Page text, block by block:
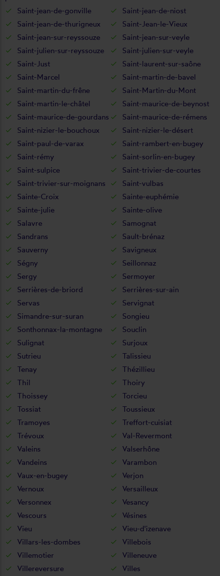
Saint-jean-de-gonville
Saint-jean-de-niost
Saint-jean-de-thurigneux
Saint-Jean-le-Vieux
Saint-jean-sur-reyssouze
Saint-jean-sur-veyle
Saint-julien-sur-reyssouze
Saint-julien-sur-veyle
Saint-Just
Saint-laurent-sur-saône
Saint-Marcel
Saint-martin-de-bavel
Saint-martin-du-frêne
Saint-Martin-du-Mont
Saint-martin-le-châtel
Saint-maurice-de-beynost
Saint-maurice-de-gourdans
Saint-maurice-de-rémens
Saint-nizier-le-bouchoux
Saint-nizier-le-désert
Saint-paul-de-varax
Saint-rambert-en-bugey
Saint-rémy
Saint-sorlin-en-bugey
Saint-sulpice
Saint-trivier-de-courtes
Saint-trivier-sur-moignans
Saint-vulbas
Sainte-Croix
Sainte-euphémie
Sainte-julie
Sainte-olive
Salavre
Samognat
Sandrans
Sault-brénaz
Sauverny
Savigneux
Ségny
Seillonnaz
Sergy
Sermoyer
Serrières-de-briord
Serrières-sur-ain
Servas
Servignat
Simandre-sur-suran
Songieu
Sonthonnax-la-montagne
Souclin
Sulignat
Surjoux
Sutrieu
Talissieu
Tenay
Thézillieu
Thil
Thoiry
Thoissey
Torcieu
Tossiat
Toussieux
Tramoyes
Treffort-cuisiat
Trévoux
Val-Revermont
Valeins
Valserhône
Vandeins
Varambon
Vaux-en-bugey
Verjon
Vernoux
Versailleux
Versonnex
Vesancy
Vescours
Vésines
Vieu
Vieu-d'izenave
Villars-les-dombes
Villebois
Villemotier
Villeneuve
Villereversure
Villes